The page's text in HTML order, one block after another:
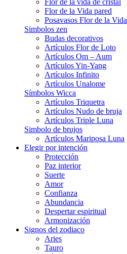
Flor de la vida de cristal
Flor de la Vida pared
Posavasos Flor de la Vida
Simbolos zen
Budas decorativos
Artículos Flor de Loto
Artículos Om – Aum
Artículos Yin-Yang
Artículos Infinito
Artículos Unalome
Símbolos Wicca
Artículos Triquetra
Artículos Nudo de bruja
Artículos Triple Luna
Simbolo de brujos
Artículos Mariposa Luna
Elegir por intención
Protección
Paz interior
Suerte
Amor
Confianza
Abundancia
Despertar espiritual
Armonización
Signos del zodiaco
Aries
Tauro